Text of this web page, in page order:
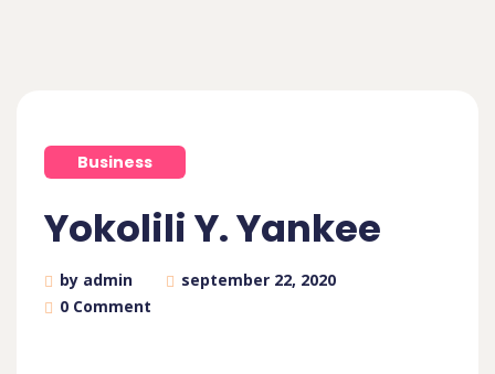
Business
Yokolili Y. Yankee
by admin
september 22, 2020
0 Comment